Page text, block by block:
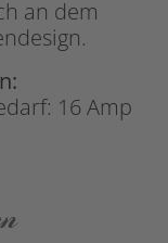
an dem
16 Amp